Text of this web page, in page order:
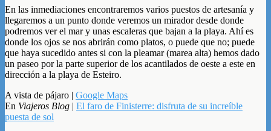
En las inmediaciones encontraremos varios puestos de artesanía y
llegaremos a un punto donde veremos un mirador desde donde
podremos ver el mar y unas escaleras que bajan a la playa. Ahí es
donde los ojos se nos abrirán como platos, o puede que no; puede
que haya sucedido antes si con la pleamar (marea alta) hemos dado
un paseo por la parte superior de los acantilados de oeste a este en
dirección a la playa de Esteiro.
A vista de pájaro | Google Maps
En Viajeros Blog | El faro de Finisterre: disfruta de su increíble
puesta de sol